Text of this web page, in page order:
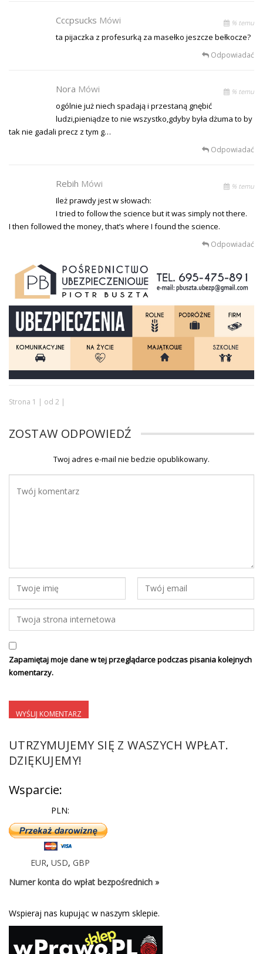
Cccpsucks Mówi % temu
ta pijaczka z profesurką za masełko jeszcze bełkocze?
Odpowiadać
Nora Mówi % temu
ogólnie już niech spadają i przestaną gnębić
ludzi,pieniądze to nie wszystko,gdyby była dżuma to by
tak nie gadali precz z tym g…
Odpowiadać
Rebih Mówi % temu
Ileż prawdy jest w słowach:
I tried to follow the science but it was simply not there.
I then followed the money, that’s where I found the science.
Odpowiadać
Strona 1 | od 2 |
ZOSTAW ODPOWIEDŹ
Twoj adres e-mail nie bedzie opublikowany.
Zapamiętaj moje dane w tej przeglądarce podczas pisania kolejnych
komentarzy.
UTRZYMUJEMY SIĘ Z WASZYCH WPŁAT.
DZIĘKUJEMY!
Wsparcie:
PLN:
EUR, USD, GBP
Numer konta do wpłat bezpośrednich »
Wspieraj nas kupując w naszym sklepie.